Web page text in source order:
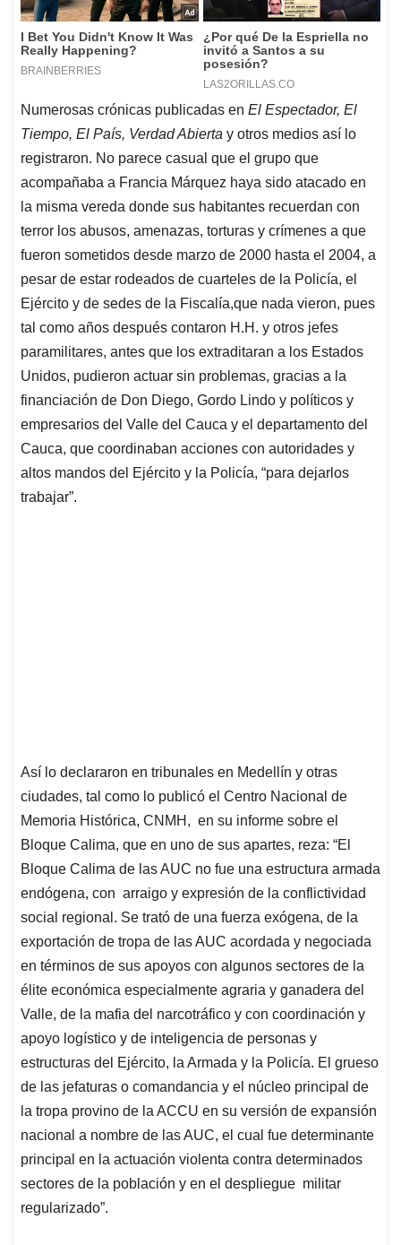
Numerosas crónicas publicadas en El Espectador, El
Tiempo, El País, Verdad Abierta y otros medios así lo
registraron. No parece casual que el grupo que
acompañaba a Francia Márquez haya sido atacado en
la misma vereda donde sus habitantes recuerdan con
terror los abusos, amenazas, torturas y crímenes a que
fueron sometidos desde marzo de 2000 hasta el 2004, a
pesar de estar rodeados de cuarteles de la Policía, el
Ejército y de sedes de la Fiscalía,que nada vieron, pues
tal como años después contaron H.H. y otros jefes
paramilitares, antes que los extraditaran a los Estados
Unidos, pudieron actuar sin problemas, gracias a la
financiación de Don Diego, Gordo Lindo y políticos y
empresarios del Valle del Cauca y el departamento del
Cauca, que coordinaban acciones con autoridades y
altos mandos del Ejército y la Policía, “para dejarlos
trabajar”.
Así lo declararon en tribunales en Medellín y otras
ciudades, tal como lo publicó el Centro Nacional de
Memoria Histórica, CNMH, en su informe sobre el
Bloque Calima, que en uno de sus apartes, reza: “El
Bloque Calima de las AUC no fue una estructura armada
endógena, con arraigo y expresión de la conflictividad
social regional. Se trató de una fuerza exógena, de la
exportación de tropa de las AUC acordada y negociada
en términos de sus apoyos con algunos sectores de la
élite económica especialmente agraria y ganadera del
Valle, de la mafia del narcotráfico y con coordinación y
apoyo logístico y de inteligencia de personas y
estructuras del Ejército, la Armada y la Policía. El grueso
de las jefaturas o comandancia y el núcleo principal de
la tropa provino de la ACCU en su versión de expansión
nacional a nombre de las AUC, el cual fue determinante
principal en la actuación violenta contra determinados
sectores de la población y en el despliegue militar
regularizado”.